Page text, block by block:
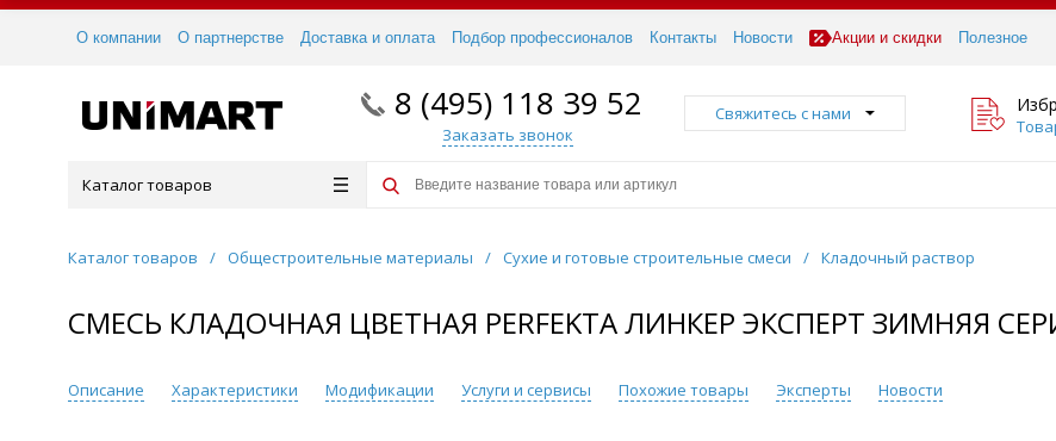
О компании О партнерстве Доставка и оплата Подбор профессионалов Контакты Новости Акции и скидки Полезное
8 (495) 118 39 52
Заказать звонок
Свяжитесь с нами
Каталог товаров
Каталог товаров / Общестроительные материалы / Сухие и готовые строительные смеси / Кладочный раствор
СМЕСЬ КЛАДОЧНАЯ ЦВЕТНАЯ PERFEKTA ЛИНКЕР ЭКСПЕРТ ЗИМНЯЯ
Описание Характеристики Модификации Услуги и сервисы Похожие товары Эксперты Новости